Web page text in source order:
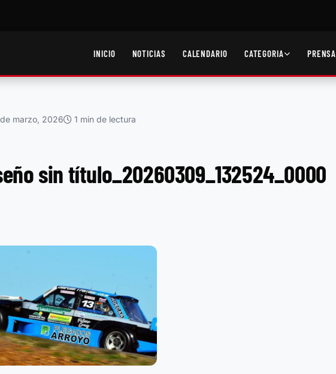
INICIO NOTICIAS CALENDARIO CATEGORIA PRENSA
marzo, 2026 1 min de lectura
sin título_20260309_132524_0000